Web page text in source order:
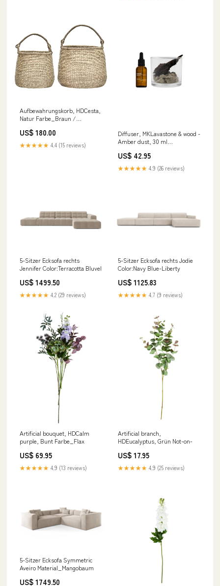
Aufbewahrungskorb, HDCesta,
Natur Farbe_Braun /
US$ 180.00
★★★★★ 4.4 (15 reviews)
Diffuser, MKLavastone & wood -
Amber dust, 30 ml
US$ 42.95
★★★★★ 4.9 (26 reviews)
5-Sitzer Ecksofa rechts
Jennifer Color:Terracotta Bluvel
US$ 1499.50
★★★★★ 4.2 (29 reviews)
5-Sitzer Ecksofa rechts Jodie
Color:Navy Blue-Liberty
US$ 1125.83
★★★★★ 4.7 (9 reviews)
Artificial bouquet, HDCalm
purple, Bunt Farbe_Flax
US$ 69.95
★★★★★ 4.9 (13 reviews)
Artificial branch,
HDEucalyptus, Grün Not-on-
US$ 17.95
★★★★★ 4.9 (25 reviews)
5-Sitzer Ecksofa Symmetric
Aveiro Material_Mangobaum
US$ 1749.50